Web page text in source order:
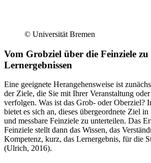
© Universität Bremen
Vom Grobziel über die Feinziele zu
Lernergebnissen
Eine geeignete Herangehensweise ist
der Ziele, die Sie mit Ihrer Veranstaltung
verfolgen. Was ist das Grob- oder Oberziel?
bietet es sich an, dieses übergeordnete Ziel
und messbare Feinziele zu unterteilen. Das
Feinziele stellt dann das Wissen, das
Kompetenz, kurz, das Lernergebnis, für die
(Ulrich, 2016).